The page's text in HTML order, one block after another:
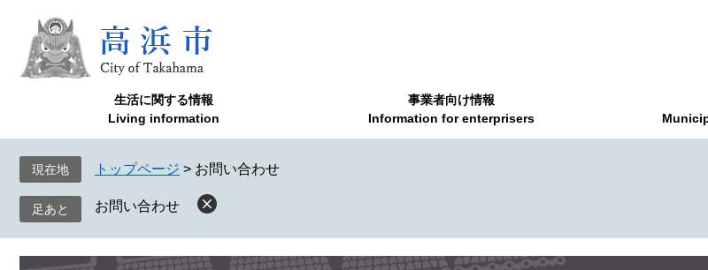
で
ば
へ
生活に関する情報
Living information
事業者向け情報
Information for enterprisers
現在地 トップページ > お問い合わせ
お問い合わせ
本